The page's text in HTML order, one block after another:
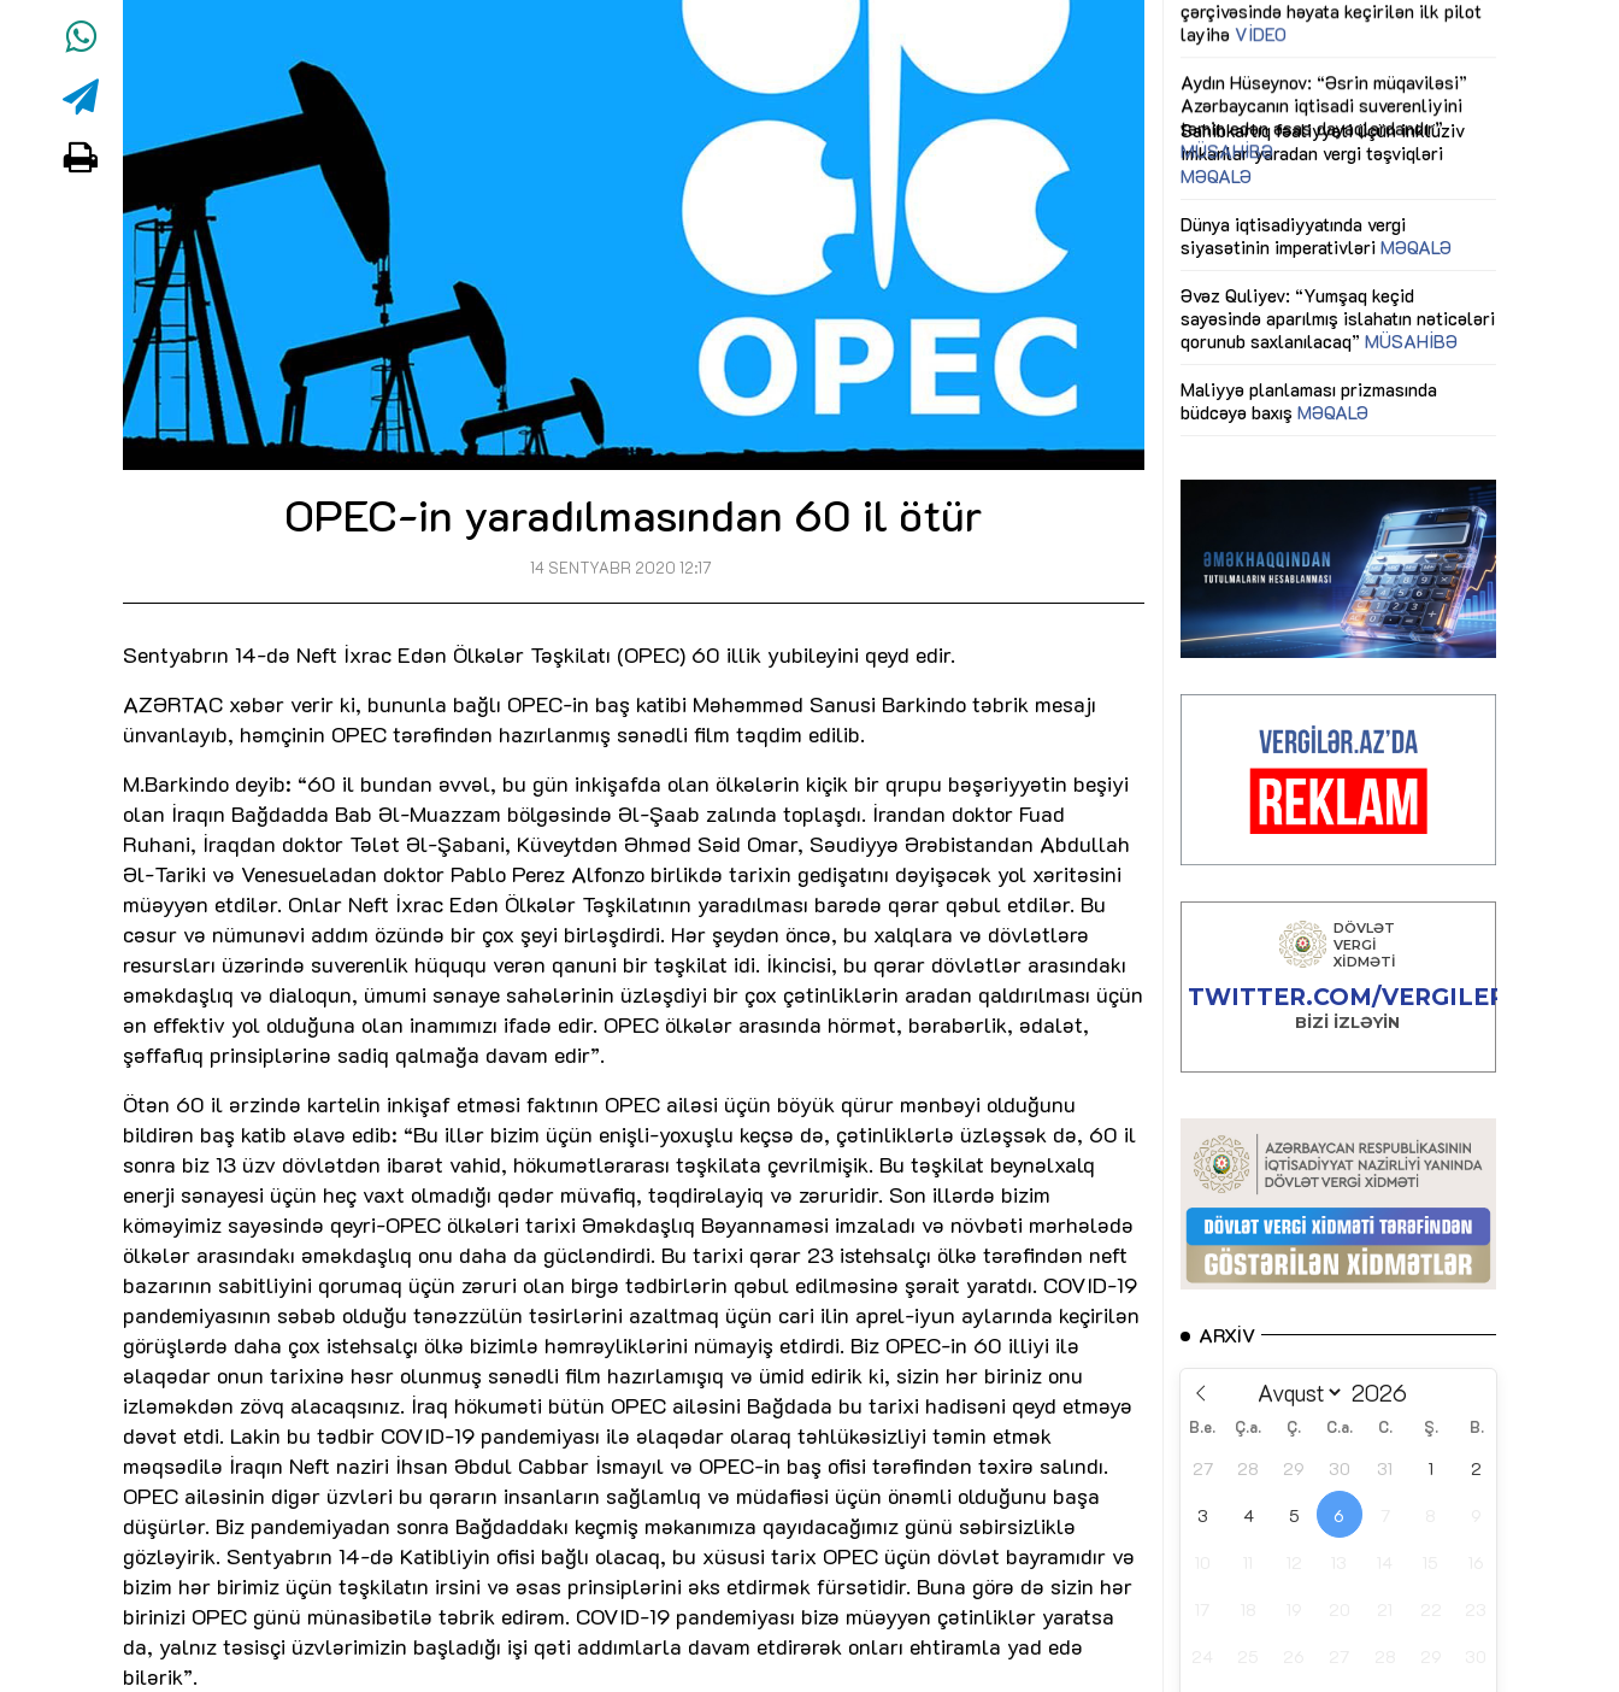
OPEC-in yaradılmasından 60 il ötür
14 SENTYABR 2020 12:17
Sentyabrın 14-də Neft İxrac Edən Ölkələr Təşkilatı (OPEC) 60 illik yubileyini qeyd edir.
AZƏRTAC xəbər verir ki, bununla bağlı OPEC-in baş katibi Məhəmməd Sanusi Barkindo təbrik mesajı
ünvanlayıb, həmçinin OPEC tərəfindən hazırlanmış sənədli film təqdim edilib.
M.Barkindo deyib: “60 il bundan əvvəl, bu gün inkişafda olan ölkələrin kiçik bir qrupu bəşəriyyətin beşiyi
olan İraqın Bağdadda Bab Əl-Muazzam bölgəsində Əl-Şaab zalında toplaşdı. İrandan doktor Fuad
Ruhani, İraqdan doktor Tələt Əl-Şabani, Küveytdən Əhməd Səid Omar, Səudiyyə Ərəbistandan Abdullah
Əl-Tariki və Venesueladan doktor Pablo Perez Alfonzo birlikdə tarixin gedişatını dəyişəcək yol xəritəsini
müəyyən etdilər. Onlar Neft İxrac Edən Ölkələr Təşkilatının yaradılması barədə qərar qəbul etdilər. Bu
cəsur və nümunəvi addım özündə bir çox şeyi birləşdirdi. Hər şeydən öncə, bu xalqlara və dövlətlərə
resursları üzərində suverenlik hüququ verən qanuni bir təşkilat idi. İkincisi, bu qərar dövlətlər arasındakı
əməkdaşlıq və dialoqun, ümumi sənaye sahələrinin üzləşdiyi bir çox çətinliklərin aradan qaldırılması üçün
ən effektiv yol olduğuna olan inamımızı ifadə edir. OPEC ölkələr arasında hörmət, bərabərlik, ədalət,
şəffaflıq prinsiplərinə sadiq qalmağa davam edir”.
Ötən 60 il ərzində kartelin inkişaf etməsi faktının OPEC ailəsi üçün böyük qürur mənbəyi olduğunu
bildirən baş katib əlavə edib: “Bu illər bizim üçün enişli-yoxuşlu keçsə də, çətinliklərlə üzləşsək də, 60 il
sonra biz 13 üzv dövlətdən ibarət vahid, hökumətlərarası təşkilata çevrilmişik. Bu təşkilat beynəlxalq
enerji sənayesi üçün heç vaxt olmadığı qədər müvafiq, təqdirəlayiq və zəruridir. Son illərdə bizim
köməyimiz sayəsində qeyri-OPEC ölkələri tarixi Əməkdaşlıq Bəyannaməsi imzaladı və növbəti mərhələdə
ölkələr arasındakı əməkdaşlıq onu daha da gücləndirdi. Bu tarixi qərar 23 istehsalçı ölkə tərəfindən neft
bazarının sabitliyini qorumaq üçün zəruri olan birgə tədbirlərin qəbul edilməsinə şərait yaratdı. COVID-19
pandemiyasının səbəb olduğu tənəzzülün təsirlərini azaltmaq üçün cari ilin aprel-iyun aylarında keçirilən
görüşlərdə daha çox istehsalçı ölkə bizimlə həmrəyliklərini nümayiş etdirdi. Biz OPEC-in 60 illiyi ilə
əlaqədar onun tarixinə həsr olunmuş sənədli film hazırlamışıq və ümid edirik ki, sizin hər biriniz onu
izləməkdən zövq alacaqsınız. İraq hökuməti bütün OPEC ailəsini Bağdada bu tarixi hadisəni qeyd etməyə
dəvət etdi. Lakin bu tədbir COVID-19 pandemiyası ilə əlaqədar olaraq təhlükəsizliyi təmin etmək
məqsədilə İraqın Neft naziri İhsan Əbdul Cabbar İsmayıl və OPEC-in baş ofisi tərəfindən təxirə salındı.
OPEC ailəsinin digər üzvləri bu qərarın insanların sağlamlıq və müdafiəsi üçün önəmli olduğunu başa
düşürlər. Biz pandemiyadan sonra Bağdaddakı keçmiş məkanımıza qayıdacağımız günü səbirsizliklə
gözləyirik. Sentyabrın 14-də Katibliyin ofisi bağlı olacaq, bu xüsusi tarix OPEC üçün dövlət bayramıdır və
bizim hər birimiz üçün təşkilatın irsini və əsas prinsiplərini əks etdirmək fürsətidir. Buna görə də sizin hər
birinizi OPEC günü münasibətilə təbrik edirəm. COVID-19 pandemiyası bizə müəyyən çətinliklər yaratsa
da, yalnız təsisçi üzvlərimizin başladığı işi qəti addımlarla davam etdirərək onları ehtiramla yad edə
bilərik”.
Dünya iqtisadiyyatında vergi
siyasətinin imperativləri
Əvəz Quliyev: “Yumşaq keçid
sayəsində aparılmış islahatın nəticələri
qorunub saxlanılacaq”
MÜSAHİBƏ
Maliyyə planlaması prizmasında
MƏQALƏ
Gülminə Məlikzadə: “Azərbaycan
Bacarıqlar Akseleratoru” ixtisaslaşmış
kadrların hazırlanmasını hədəfləyir”
Nicat İmanov: "Vergi qanunvericiliyinə
dəyişikliklər sahibkarlıq mühitinin
yaxşılaşdırılmasına xidmət edir"
MÜSAHİBƏ
Aytən Kərimova: “Məqsədimiz daha
inklüziv iş mühiti yaratmaq, çevik və
öyrənən komanda formalaşdırmaqdır”
MÜSAHİBƏ
Azərbaycanda dövlət-özəl tərəfdaşlığı
çərçivəsində həyata keçirilən ilk pilot
Aydın Hüseynov: “Əsrin müqaviləsi”
Azərbaycanın iqtisadi suverenliyini
təmin edən əsas dayaqlardandır”
MÜSAHİBƏ
Dünya iqtisadiyyatında vergi
siyasətinin imperativləri
Əvəz Quliyev: “Yumşaq keçid
sayəsində aparılmış islahatın nəticələri
qorunub saxlanılacaq”MÜSAHİBƏ
Maliyyə planlaması prizmasında
büdcəyə baxış
MƏQALƏ
Gülminə Məlikzadə: “Azərbaycan
Bacarıqlar Akseleratoru” ixtisaslaşmış
kadrların hazırlanmasını hədəfləyir”
ARXIV
B.e. Ç.a. Ç. C.a. C. Ş. B.
27 28 29 30 31 1 2
3 4 5 6